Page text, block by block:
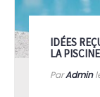
IDÉES
LA PISCINE
ParAdmin